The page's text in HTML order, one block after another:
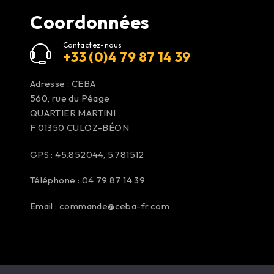
Coordonnées
Contactez-nous
+33 (0)4 79 87 14 39
Adresse : CEBA
560, rue du Péage
QUARTIER MARTINI
F 01350 CULOZ-BÉON
GPS : 45.852044, 5.781512
Téléphone : 04 79 87 14 39
Email : commande@ceba-fr.com